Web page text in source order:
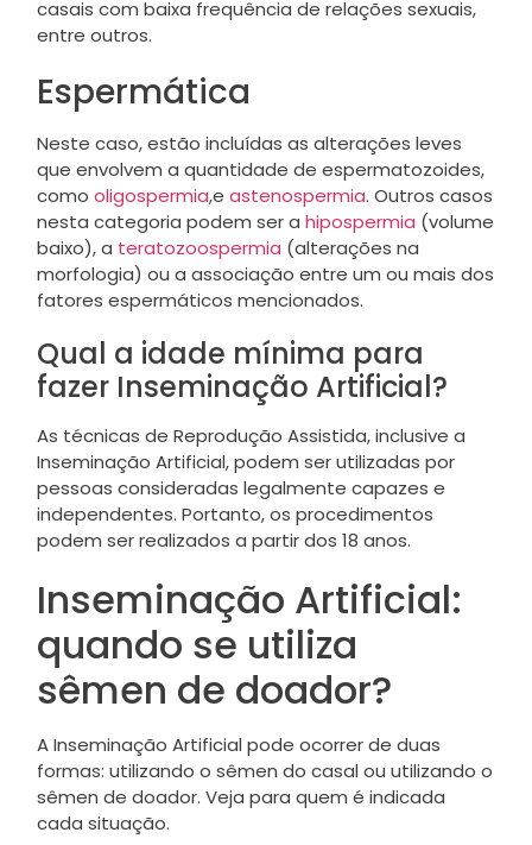
casais com baixa frequência de relações sexuais,
entre outros.
Espermática
Neste caso, estão incluídas as alterações leves
que envolvem a quantidade de espermatozoides,
como oligospermia,e astenospermia. Outros casos
nesta categoria podem ser a hipospermia (volume
baixo), a teratozoospermia (alterações na
morfologia) ou a associação entre um ou mais dos
fatores espermáticos mencionados.
Qual a idade mínima para
fazer Inseminação Artificial?
As técnicas de Reprodução Assistida, inclusive a
Inseminação Artificial, podem ser utilizadas por
pessoas consideradas legalmente capazes e
independentes. Portanto, os procedimentos
podem ser realizados a partir dos 18 anos.
Inseminação Artificial:
quando se utiliza
sêmen de doador?
A Inseminação Artificial pode ocorrer de duas
formas: utilizando o sêmen do casal ou utilizando o
sêmen de doador. Veja para quem é indicada
cada situação.